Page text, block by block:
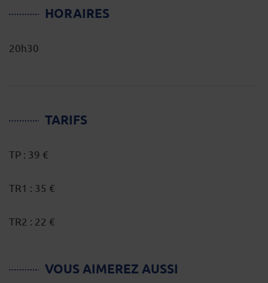
HORAIRES
20h30
TARIFS
TP : 39 €
TR1 : 35 €
TR2 : 22 €
VOUS AIMEREZ AUSSI